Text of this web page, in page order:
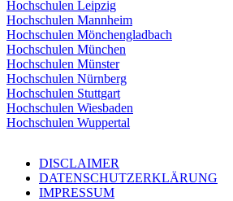
Hochschulen Leipzig
Hochschulen Mannheim
Hochschulen Mönchengladbach
Hochschulen München
Hochschulen Münster
Hochschulen Nürnberg
Hochschulen Stuttgart
Hochschulen Wiesbaden
Hochschulen Wuppertal
DISCLAIMER
DATENSCHUTZERKLÄRUNG
IMPRESSUM